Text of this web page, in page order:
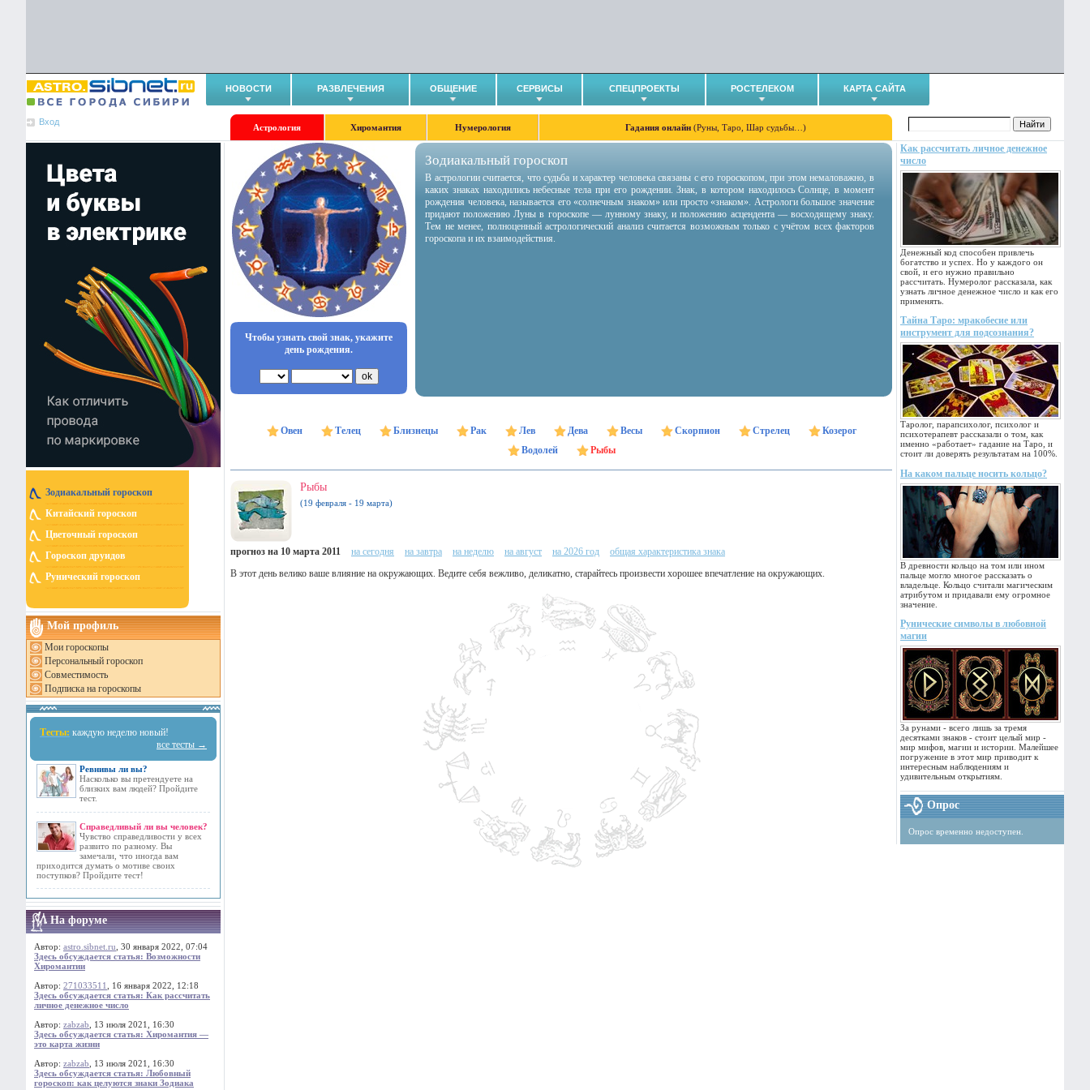
НОВОСТИ РАЗВЛЕЧЕНИЯ ОБЩЕНИЕ СЕРВИСЫ СПЕЦПРОЕКТЫ РОСТЕЛЕКОМ КАРТА САЙТА
Вход
Астрология Хиромантия Нумерология Гадания онлайн (Руны, Таро, Шар судьбы…)
Зодиакальный гороскоп
Китайский гороскоп
Цветочный гороскоп
Гороскоп друидов
Рунический гороскоп
Мой профиль
Мои гороскопы
Персональный гороскоп
Совместимость
Подписка на гороскопы
Тесты: каждую неделю новый!
все тесты →
Ревнивы ли вы?
Насколько вы претендуете на
близких вам людей? Пройдите
тест.
Справедливый ли вы человек?
Чувство справедливости у всех
развито по разному. Вы
замечали, что иногда вам
приходится думать о мотиве своих
поступков? Пройдите тест!
На форуме
Автор: astro.sibnet.ru , 30 января 2022, 07:04
Здесь обсуждается статья: Возможности
Хиромантии
Автор: 271033511
, 16 января 2022, 12:18
Здесь обсуждается статья: Как рассчитать
личное денежное число
Автор: zabzab , 13 июля 2021, 16:30
Здесь обсуждается статья: Хиромантия —
это карта жизни
Автор: zabzab , 13 июля 2021, 16:30
Здесь обсуждается статья: Любовный
гороскоп: как целуются знаки Зодиака
Как рассчитать личное денежное
число
Денежный код способен привлечь
богатство и успех. Но у каждого он
свой, и его нужно правильно
рассчитать. Нумеролог рассказала, как
узнать личное денежное число и как его
применять.
Тайна Таро: мракобесие или
инструмент для подсознания?
Таролог, парапсихолог, психолог и
психотерапевт рассказали о том, как
именно «работает» гадание на Таро, и
стоит ли доверять результатам на 100%.
На каком пальце носить кольцо?
В древности кольцо на том или ином
пальце могло многое рассказать о
владельце. Кольцо считали магическим
атрибутом и придавали ему огромное
значение.
Рунические символы в любовной
магии
За рунами - всего лишь за тремя
десятками знаков - стоит целый мир -
мир мифов, магии и истории. Малейшее
погружение в этот мир приводит к
интересным наблюдениям и
удивительным открытиям.
Опрос
Опрос временно недоступен.
Чтобы узнать свой знак, укажите
день рождения.
Зодиакальный гороскоп
В астрологии считается, что судьба и характер человека связаны с его гороскопом, при этом немаловажно, в
каких знаках находились небесные тела при его рождении. Знак, в котором находилось Солнце, в момент
рождения человека, называется его «солнечным знаком» или просто «знаком». Астрологи большое значение
придают положению Луны в гороскопе — лунному знаку, и положению асцендента — восходящему знаку.
Тем не менее, полноценный астрологический анализ считается возможным только с учётом всех факторов
гороскопа и их взаимодействия.
Овен Телец Близнецы Рак Лев Дева Весы Скорпион Стрелец
Козерог
Водолей
Рыбы
Рыбы
(19 февраля - 19 марта)
прогноз на 10 марта 2011 на сегодня на завтра на неделю на август на 2026 год
общая характеристика знака
В этот день велико ваше влияние на окружающих. Ведите себя вежливо, деликатно, старайтесь произвести хорошее впечатление на окружающих.